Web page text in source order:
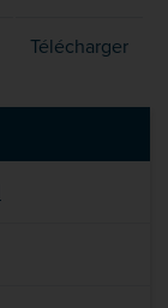
Télécharger